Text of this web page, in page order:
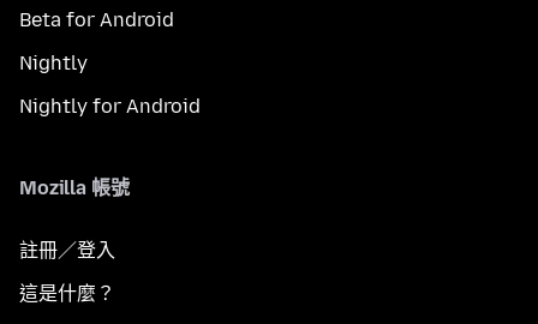
Beta for Android
Nightly
Nightly for Android
Mozilla 帳號
註冊／登入
這是什麼？